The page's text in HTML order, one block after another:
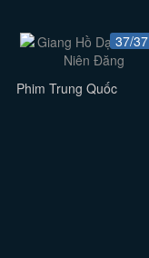
37/37
Phim Trung Quốc